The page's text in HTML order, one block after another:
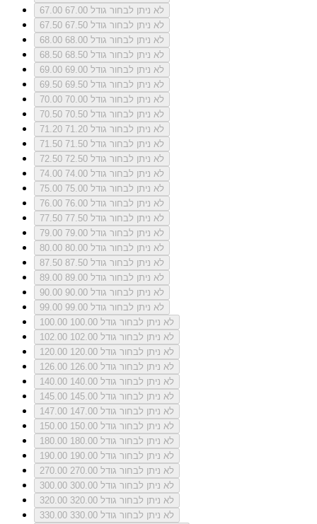
67.00
לא ניתן לבחור גודל 67.00
67.50
לא ניתן לבחור גודל 67.50
68.00
לא ניתן לבחור גודל 68.00
68.50
לא ניתן לבחור גודל 68.50
69.00
לא ניתן לבחור גודל 69.00
69.50
לא ניתן לבחור גודל 69.50
70.00
לא ניתן לבחור גודל 70.00
70.50
לא ניתן לבחור גודל 70.50
71.20
לא ניתן לבחור גודל 71.20
71.50
לא ניתן לבחור גודל 71.50
72.50
לא ניתן לבחור גודל 72.50
74.00
לא ניתן לבחור גודל 74.00
75.00
לא ניתן לבחור גודל 75.00
76.00
לא ניתן לבחור גודל 76.00
77.50
לא ניתן לבחור גודל 77.50
79.00
לא ניתן לבחור גודל 79.00
80.00
לא ניתן לבחור גודל 80.00
87.50
לא ניתן לבחור גודל 87.50
89.00
לא ניתן לבחור גודל 89.00
90.00
לא ניתן לבחור גודל 90.00
99.00
לא ניתן לבחור גודל 99.00
100.00
לא ניתן לבחור גודל 100.00
102.00
לא ניתן לבחור גודל 102.00
120.00
לא ניתן לבחור גודל 120.00
126.00
לא ניתן לבחור גודל 126.00
140.00
לא ניתן לבחור גודל 140.00
145.00
לא ניתן לבחור גודל 145.00
147.00
לא ניתן לבחור גודל 147.00
150.00
לא ניתן לבחור גודל 150.00
180.00
לא ניתן לבחור גודל 180.00
190.00
לא ניתן לבחור גודל 190.00
270.00
לא ניתן לבחור גודל 270.00
300.00
לא ניתן לבחור גודל 300.00
320.00
לא ניתן לבחור גודל 320.00
330.00
לא ניתן לבחור גודל 330.00